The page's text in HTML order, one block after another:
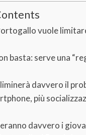
vuole
basta: serve una
davvero il
più
davvero i